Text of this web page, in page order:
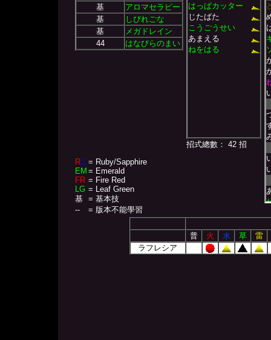
基
アロマセラピー
基
しびれごな
基
メガドレイン
44
はなびらのまい
RS = Ruby/Sapphire
EM = Emerald
FR = Fire Red
LG = Leaf Green
基
= 基本技
--
= 版本不能學習
はっぱカッター
じたばた
こうごうせい
あまえる
ねをはる
招式總數： 42 招
普 火 水 草
雷
ラフレシア